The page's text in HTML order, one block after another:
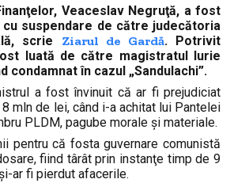
Veaceslav Negruţă, a fost
cu suspendare de către judecătoria
scrie Ziarul de Gardă. Potrivit
luată de către magistratul Iurie
condamnat în cazul „Sandulachi”.
a fost învinuit că ar fi prejudiciat
mln de lei, când i-a achitat lui Pantelei
PLDM, pagube morale şi materiale.
pentru că fosta guvernare comunistă
fiind târât prin instanţe timp de 9
ar fi pierdut afacerile.